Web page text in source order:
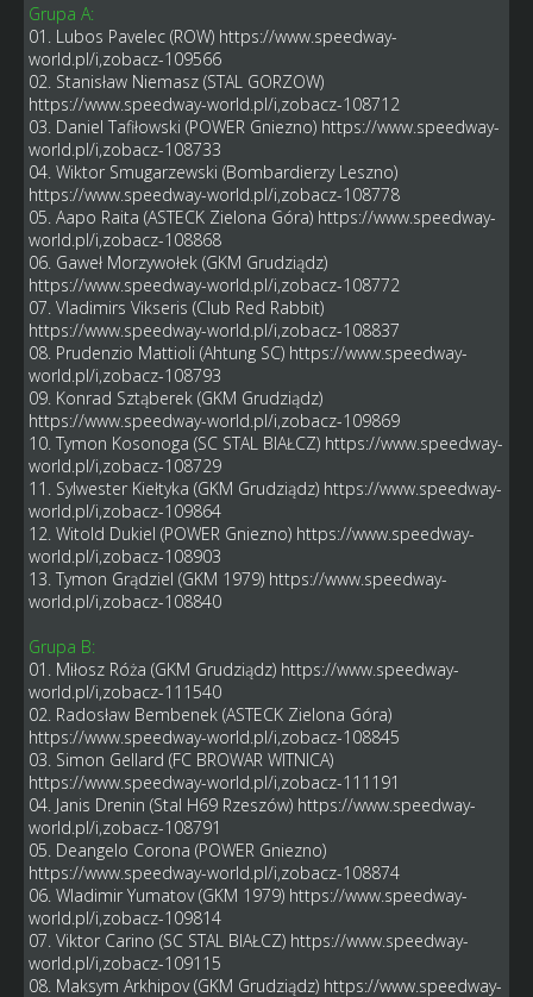
Grupa A:
01. Lubos Pavelec (ROW) https://www.speedway-
world.pl/i,zobacz-109566
02. Stanisław Niemasz (STAL GORZOW)
https://www.speedway-world.pl/i,zobacz-108712
03. Daniel Tafiłowski (POWER Gniezno) https://www.speedway-
world.pl/i,zobacz-108733
04. Wiktor Smugarzewski (Bombardierzy Leszno)
https://www.speedway-world.pl/i,zobacz-108778
05. Aapo Raita (ASTECK Zielona Góra) https://www.speedway-
world.pl/i,zobacz-108868
06. Gaweł Morzywołek (GKM Grudziądz)
https://www.speedway-world.pl/i,zobacz-108772
07. Vladimirs Vikseris (Club Red Rabbit)
https://www.speedway-world.pl/i,zobacz-108837
08. Prudenzio Mattioli (Ahtung SC) https://www.speedway-
world.pl/i,zobacz-108793
09. Konrad Sztąberek (GKM Grudziądz)
https://www.speedway-world.pl/i,zobacz-109869
10. Tymon Kosonoga (SC STAL BIAŁCZ) https://www.speedway-
world.pl/i,zobacz-108729
11. Sylwester Kiełtyka (GKM Grudziądz) https://www.speedway-
world.pl/i,zobacz-109864
12. Witold Dukiel (POWER Gniezno) https://www.speedway-
world.pl/i,zobacz-108903
13. Tymon Grądziel (GKM 1979) https://www.speedway-
world.pl/i,zobacz-108840
Grupa B:
01. Miłosz Róża (GKM Grudziądz) https://www.speedway-
world.pl/i,zobacz-111540
02. Radosław Bembenek (ASTECK Zielona Góra)
https://www.speedway-world.pl/i,zobacz-108845
03. Simon Gellard (FC BROWAR WITNICA)
https://www.speedway-world.pl/i,zobacz-111191
04. Janis Drenin (Stal H69 Rzeszów) https://www.speedway-
world.pl/i,zobacz-108791
05. Deangelo Corona (POWER Gniezno)
https://www.speedway-world.pl/i,zobacz-108874
06. Wladimir Yumatov (GKM 1979) https://www.speedway-
world.pl/i,zobacz-109814
07. Viktor Carino (SC STAL BIAŁCZ) https://www.speedway-
world.pl/i,zobacz-109115
08. Maksym Arkhipov (GKM Grudziądz) https://www.speedway-